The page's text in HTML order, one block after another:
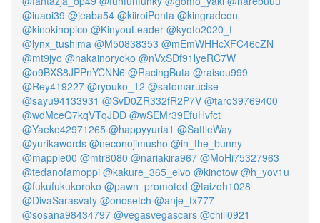
@iuaoi39 @jeaba54 @kiiroiPonta @kingradeon
@kinokinopico @KinyouLeader @kyoto2020_f
@lynx_tushima @M50838353 @mEmWHHcXFC46cZN
@mt9jyo @nakainoryoko @nVxSDf91lyeRC7W
@o9BXS8JPPnYCNN6 @RacingButa @raisou999
@Rey419227 @ryouko_12 @satomarucise
@sayu94133931 @SvD0ZR332fR2P7V @taro39769400
@wdMceQ7kqVTqJDD @wSEMr39EfuHvfct
@Yaeko42971265 @happyyuria1 @SattleWay
@yurikawords @neconojimusho @in_the_bunny
@mappie00 @mtr8080 @nariakira967 @MoHi75327963
@tedanofamoppi @kakure_365_elvo @kinotow @h_yov1u
@fukufukukoroko @pawn_promoted @taizoh1028
@DivaSarasvaty @onosetch @anje_fx777
@sosana98434797 @vegasvegascars @chiii0921